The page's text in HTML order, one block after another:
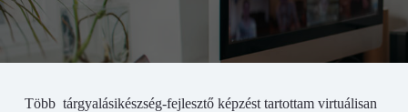
Több tárgyalásikészség-fejlesztő képzést tartottam virtuálisan